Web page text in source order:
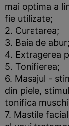
mai optima a
fie utilizate;
2. Curatarea;
3. Baia de abur;
4. Extragerea
5. Tonifierea;
6. Masajul -
din piele,
tonifica
7. Mastile